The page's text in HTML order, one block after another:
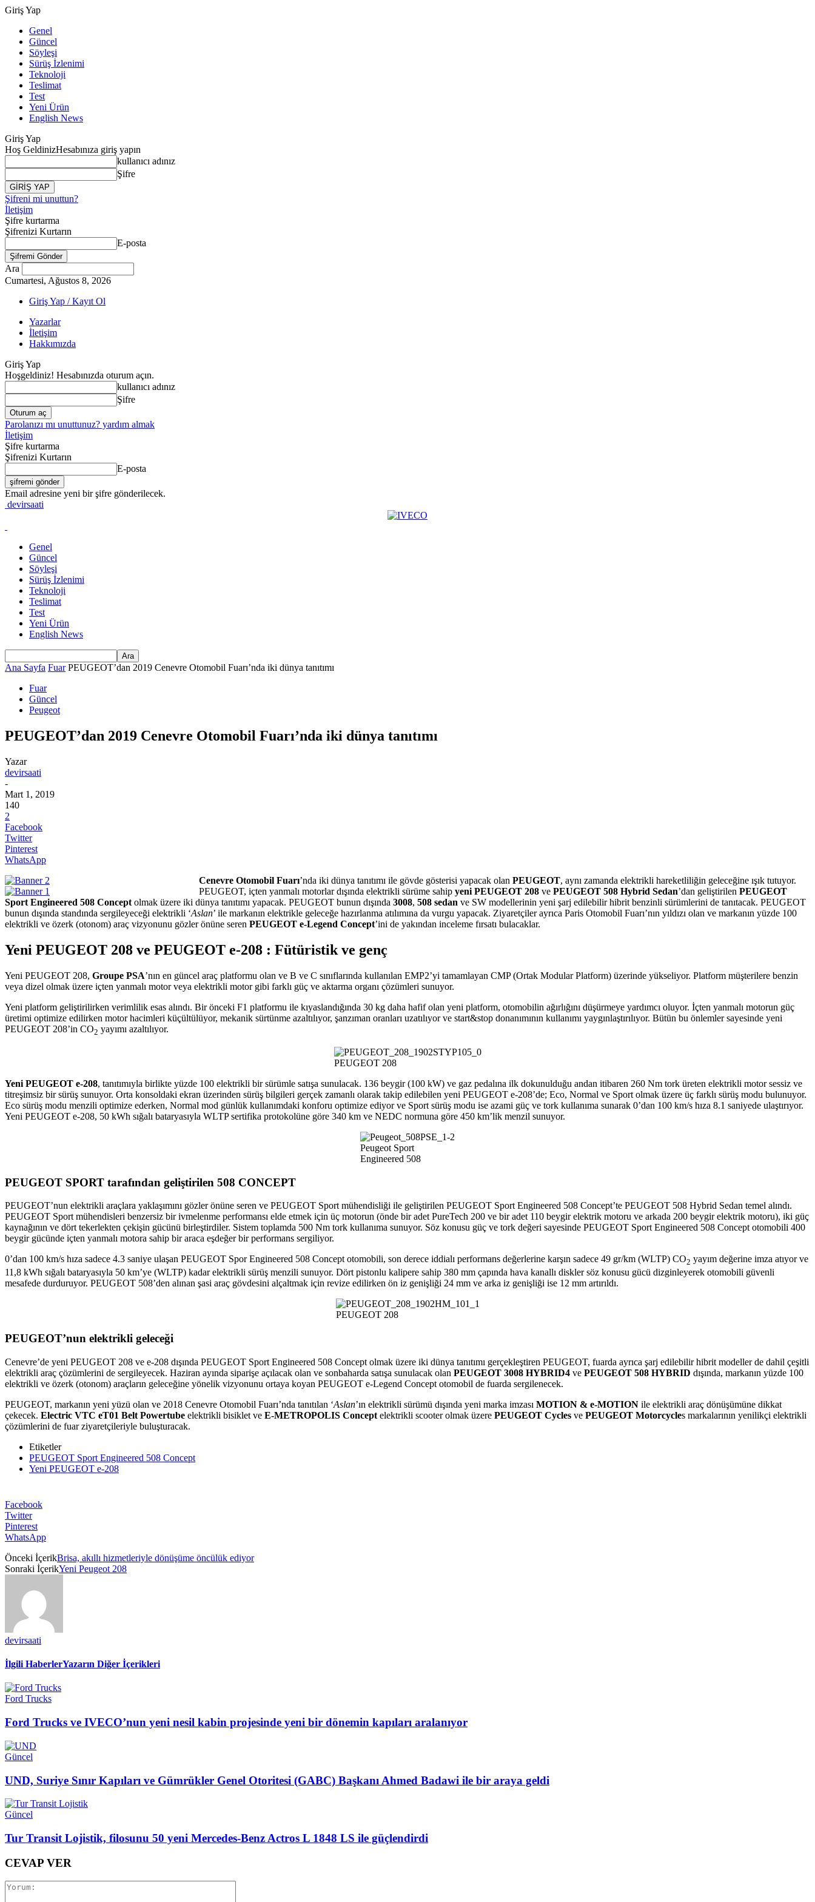
Giriş Yap
Genel
Güncel
Söyleşi
Sürüş İzlenimi
Teknoloji
Teslimat
Test
Yeni Ürün
English News
Giriş Yap
Hoş GeldinizHesabınıza giriş yapın
kullanıcı adınız
Şifre
Şifreni mi unuttun?
İletişim
Şifre kurtarma
Şifrenizi Kurtarın
E-posta
Ara
Cumartesi, Ağustos 8, 2026
Giriş Yap / Kayıt Ol
Yazarlar
İletişim
Hakkımızda
Giriş Yap
Hoşgeldiniz! Hesabınızda oturum açın.
kullanıcı adınız
Şifre
Parolanızı mı unuttunuz? yardım almak
İletişim
Şifre kurtarma
Şifrenizi Kurtarın
E-posta
Email adresine yeni bir şifre gönderilecek.
devirsaati
Genel
Güncel
Söyleşi
Sürüş İzlenimi
Teknoloji
Teslimat
Test
Yeni Ürün
English News
Ana Sayfa Fuar PEUGEOT’dan 2019 Cenevre Otomobil Fuarı’nda iki dünya tanıtımı
Fuar
Güncel
Peugeot
PEUGEOT’dan 2019 Cenevre Otomobil Fuarı’nda iki dünya tanıtımı
Yazar
devirsaati
-
Mart 1, 2019
140
2
Facebook
Twitter
Pinterest
WhatsApp
Cenevre Otomobil Fuarı’nda iki dünya tanıtımı ile gövde gösterisi yapacak olan PEUGEOT, aynı zamanda elektrikli hareketliliğin geleceğine ışık tutuyor.
PEUGEOT, içten yanmalı motorlar dışında elektrikli sürüme sahip yeni PEUGEOT 208 ve PEUGEOT 508 Hybrid Sedan’dan geliştirilen PEUGEOT
Sport Engineered 508 Concept olmak üzere iki dünya tanıtımı yapacak. PEUGEOT bunun dışında 3008, 508 sedan ve SW modellerinin yeni şarj edilebilir hibrit benzinli sürümlerini de tanıtacak. PEUGEOT
bunun dışında standında sergileyeceği elektrikli ‘Aslan’ ile markanın elektrikle geleceğe hazırlanma atılımına da vurgu yapacak. Ziyaretçiler ayrıca Paris Otomobil Fuarı’nın yıldızı olan ve markanın yüzde 100
elektrikli ve özerk (otonom) araç vizyonunu gözler önüne seren PEUGEOT e-Legend Concept’ini de yakından inceleme fırsatı bulacaklar.
Yeni PEUGEOT 208 ve PEUGEOT e-208 : Fütüristik ve genç
Yeni PEUGEOT 208, Groupe PSA’nın en güncel araç platformu olan ve B ve C sınıflarında kullanılan EMP2’yi tamamlayan CMP (Ortak Modular Platform) üzerinde yükseliyor. Platform müşterilere benzin
veya dizel olmak üzere içten yanmalı motor veya elektrikli motor gibi farklı güç ve aktarma organı çözümleri sunuyor.
Yeni platform geliştirilirken verimlilik esas alındı. Bir önceki F1 platformu ile kıyaslandığında 30 kg daha hafif olan yeni platform, otomobilin ağırlığını düşürmeye yardımcı oluyor. İçten yanmalı motorun güç
üretimi optimize edilirken motor hacimleri küçültülüyor, mekanik sürtünme azaltılıyor, şanzıman oranları uzatılıyor ve start&stop donanımının kullanımı yaygınlaştırılıyor. Bütün bu önlemler sayesinde yeni
PEUGEOT 208’in CO2 yayımı azaltılıyor.
PEUGEOT 208
Yeni PEUGEOT e-208, tanıtımıyla birlikte yüzde 100 elektrikli bir sürümle satışa sunulacak. 136 beygir (100 kW) ve gaz pedalına ilk dokunulduğu andan itibaren 260 Nm tork üreten elektrikli motor sessiz ve
titreşimsiz bir sürüş sunuyor. Orta konsoldaki ekran üzerinden sürüş bilgileri gerçek zamanlı olarak takip edilebilen yeni PEUGEOT e-208’de; Eco, Normal ve Sport olmak üzere üç farklı sürüş modu bulunuyor.
Eco sürüş modu menzili optimize ederken, Normal mod günlük kullanımdaki konforu optimize ediyor ve Sport sürüş modu ise azami güç ve tork kullanıma sunarak 0’dan 100 km/s hıza 8.1 saniyede ulaştırıyor.
Yeni PEUGEOT e-208, 50 kWh sığalı bataryasıyla WLTP sertifika protokolüne göre 340 km ve NEDC normuna göre 450 km’lik menzil sunuyor.
Peugeot Sport
Engineered 508
PEUGEOT SPORT tarafından geliştirilen 508 CONCEPT
PEUGEOT’nun elektrikli araçlara yaklaşımını gözler önüne seren ve PEUGEOT Sport mühendisliği ile geliştirilen PEUGEOT Sport Engineered 508 Concept’te PEUGEOT 508 Hybrid Sedan temel alındı.
PEUGEOT Sport mühendisleri benzersiz bir ivmelenme performansı elde etmek için üç motorun (önde bir adet PureTech 200 ve bir adet 110 beygir elektrik motoru ve arkada 200 beygir elektrik motoru), iki güç
kaynağının ve dört tekerlekten çekişin gücünü birleştirdiler. Sistem toplamda 500 Nm tork kullanıma sunuyor. Söz konusu güç ve tork değeri sayesinde PEUGEOT Sport Engineered 508 Concept otomobili 400
beygir gücünde içten yanmalı motora sahip bir araca eşdeğer bir performans sergiliyor.
0’dan 100 km/s hıza sadece 4.3 saniye ulaşan PEUGEOT Spor Engineered 508 Concept otomobili, son derece iddialı performans değerlerine karşın sadece 49 gr/km (WLTP) CO2 yayım değerine imza atıyor ve
11,8 kWh sığalı bataryasıyla 50 km’ye (WLTP) kadar elektrikli sürüş menzili sunuyor. Dört pistonlu kalipere sahip 380 mm çapında hava kanallı diskler söz konusu gücü dizginleyerek otomobili güvenli
mesafede durduruyor. PEUGEOT 508’den alınan şasi araç gövdesini alçaltmak için revize edilirken ön iz genişliği 24 mm ve arka iz genişliği ise 12 mm artırıldı.
PEUGEOT 208
PEUGEOT’nun elektrikli geleceği
Cenevre’de yeni PEUGEOT 208 ve e-208 dışında PEUGEOT Sport Engineered 508 Concept olmak üzere iki dünya tanıtımı gerçekleştiren PEUGEOT, fuarda ayrıca şarj edilebilir hibrit modeller de dahil çeşitli
elektrikli araç çözümlerini de sergileyecek. Haziran ayında siparişe açılacak olan ve sonbaharda satışa sunulacak olan PEUGEOT 3008 HYBRID4 ve PEUGEOT 508 HYBRID dışında, markanın yüzde 100
elektrikli ve özerk (otonom) araçların geleceğine yönelik vizyonunu ortaya koyan PEUGEOT e-Legend Concept otomobil de fuarda sergilenecek.
PEUGEOT, markanın yeni yüzü olan ve 2018 Cenevre Otomobil Fuarı’nda tanıtılan ‘Aslan’ın elektrikli sürümü dışında yeni marka imzası MOTION & e-MOTION ile elektrikli araç dönüşümüne dikkat
çekecek. Electric VTC eT01 Belt Powertube elektrikli bisiklet ve E-METROPOLIS Concept elektrikli scooter olmak üzere PEUGEOT Cycles ve PEUGEOT Motorcycles markalarının yenilikçi elektrikli
çözümlerini de fuar ziyaretçileriyle buluşturacak.
Etiketler
PEUGEOT Sport Engineered 508 Concept
Yeni PEUGEOT e-208
Facebook
Twitter
Pinterest
WhatsApp
Önceki İçerikBrisa, akıllı hizmetleriyle dönüşüme öncülük ediyor
Sonraki İçerikYeni Peugeot 208
devirsaati
İlgili HaberlerYazarın Diğer İçerikleri
Ford Trucks
Ford Trucks ve IVECO’nun yeni nesil kabin projesinde yeni bir dönemin kapıları aralanıyor
Güncel
UND, Suriye Sınır Kapıları ve Gümrükler Genel Otoritesi (GABC) Başkanı Ahmed Badawi ile bir araya geldi
Güncel
Tur Transit Lojistik, filosunu 50 yeni Mercedes-Benz Actros L 1848 LS ile güçlendirdi
CEVAP VER